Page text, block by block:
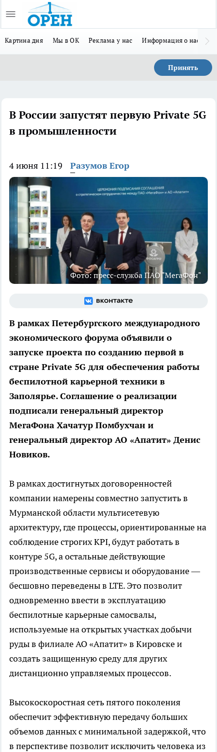
Картина дня Мы в ОК Реклама у нас Информация о нас
Принять
В России запустят первую Private 5G
в промышленности
4 июня 11:19 Разумов Егор
Фото: пресс-служба ПАО "МегаФон"
В рамках Петербургского международного
экономического форума объявили о
запуске проекта по созданию первой в
стране Private 5G для обеспечения работы
беспилотной карьерной техники в
Заполярье. Соглашение о реализации
подписали генеральный директор
МегаФона Хачатур Помбухчан и
генеральный директор АО «Апатит» Денис
Новиков.
В рамках достигнутых договоренностей
компании намерены совместно запустить в
Мурманской области мультисетевую
архитектуру, где процессы, ориентированные на
соблюдение строгих KPI, будут работать в
контуре 5G, а остальные действующие
производственные сервисы и оборудование —
бесшовно переведены в LTE. Это позволит
одновременно ввести в эксплуатацию
беспилотные карьерные самосвалы,
используемые на открытых участках добычи
руды в филиале АО «Апатит» в Кировске и
создать защищенную среду для других
дистанционно управляемых процессов.
Высокоскоростная сеть пятого поколения
обеспечит эффективную передачу больших
объемов данных с минимальной задержкой, что
в перспективе позволит исключить человека из